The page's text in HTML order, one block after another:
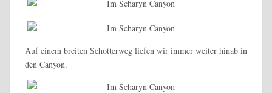
Auf einem breiten Schotterweg liefen wir immer weiter hinab in
den Canyon.